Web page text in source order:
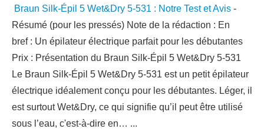
Braun Silk-Épil 5 Wet&Dry 5-531 : Notre Test et Avis -
Résumé (pour les pressés) Note de la rédaction : En
bref : Un épilateur électrique parfait pour les débutantes
Prix : Présentation du Braun Silk-Épil 5 Wet&Dry 5-531
Le Braun Silk-Épil 5 Wet&Dry 5-531 est un petit épilateur
électrique idéalement conçu pour les débutantes. Léger, il
est surtout Wet&Dry, ce qui signifie qu’il peut être utilisé
sous l’eau, c'est-à-dire en… ...